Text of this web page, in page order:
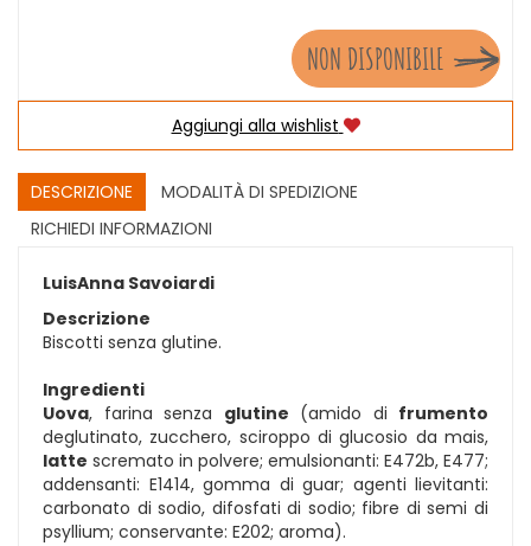
NON DISPONIBILE
Aggiungi alla wishlist
DESCRIZIONE
MODALITÀ DI SPEDIZIONE
RICHIEDI INFORMAZIONI
LuisAnna Savoiardi
Descrizione
Biscotti senza glutine.
Ingredienti
Uova, farina senza glutine (amido di frumento
deglutinato, zucchero, sciroppo di glucosio da mais,
latte scremato in polvere; emulsionanti: E472b, E477;
addensanti: E1414, gomma di guar; agenti lievitanti:
carbonato di sodio, difosfati di sodio; fibre di semi di
psyllium; conservante: E202; aroma).